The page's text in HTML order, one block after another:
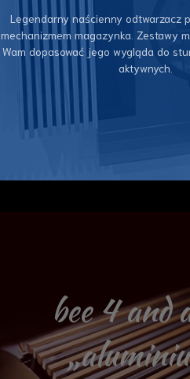
Legendarny naścienny odtwarzacz
mechanizmem magazynka. Zestawy
Wam dopasować jego wygląda do
aktywnych.
bee 4 and